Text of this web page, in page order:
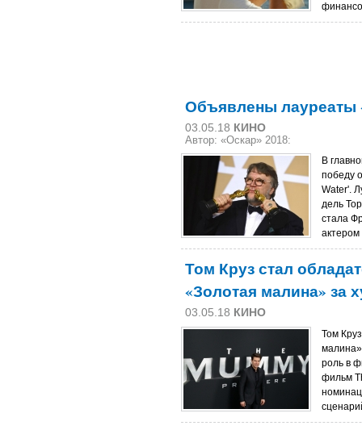
Объявлены лауреаты
03.05.18 КИНО
Автор: «Оскар» 2018:
В
победу
Water'.
дель
стала
Том Круз стал
«Золотая малина» за
03.05.18 КИНО
Том
роль в
фильм